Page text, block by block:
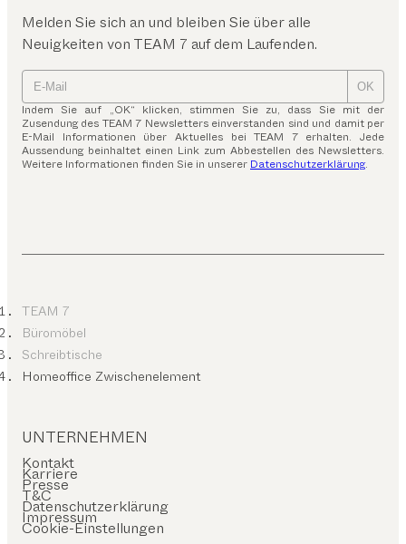
Melden Sie sich an und bleiben Sie über alle
Neuigkeiten von TEAM 7 auf dem Laufenden.
OK
Indem Sie auf „OK“ klicken, stimmen Sie zu, dass Sie mit der
Zusendung des TEAM 7 Newsletters einverstanden sind und damit per
E-Mail Informationen über Aktuelles bei TEAM 7 erhalten. Jede
Aussendung beinhaltet einen Link zum Abbestellen des Newsletters.
Weitere Informationen finden Sie in unserer Datenschutzerklärung.
TEAM 7
Büromöbel
Schreibtische
Homeoffice Zwischenelement
UNTERNEHMEN
Kontakt
Karriere
Presse
T&C
Datenschutzerklärung
Impressum
Cookie-Einstellungen